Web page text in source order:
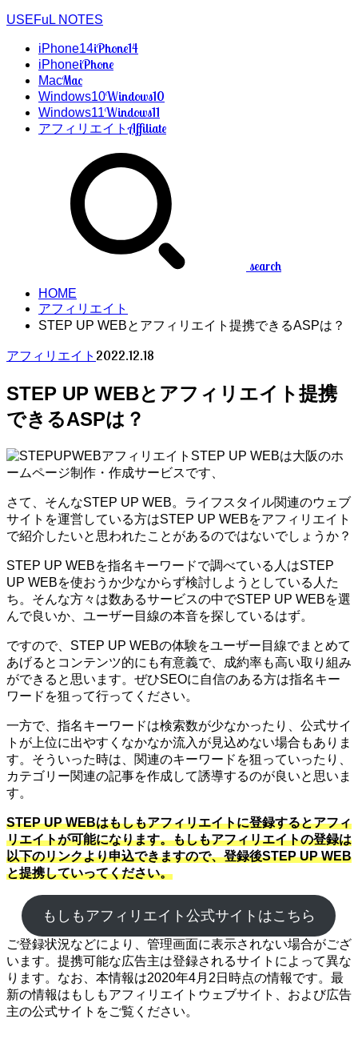
USEFuL NOTES
iPhone14iPhone14
iPhoneiPhone
MacMac
Windows10Windows10
Windows11Windows11
アフィリエイトAffiliate
search
HOME
アフィリエイト
STEP UP WEBとアフィリエイト提携できるASPは？
アフィリエイト 2022.12.18
STEP UP WEBとアフィリエイト提携
できるASPは？
STEP UP WEBは大阪のホ
ームページ制作・作成サービスです、
さて、そんなSTEP UP WEB。ライフスタイル関連のウェブ
サイトを運営している方はSTEP UP WEBをアフィリエイト
で紹介したいと思われたことがあるのではないでしょうか？
STEP UP WEBを指名キーワードで調べている人はSTEP
UP WEBを使おうか少なからず検討しようとしている人た
ち。そんな方々は数あるサービスの中でSTEP UP WEBを選
んで良いか、ユーザー目線の本音を探しているはず。
ですので、STEP UP WEBの体験をユーザー目線でまとめて
あげるとコンテンツ的にも有意義で、成約率も高い取り組み
ができると思います。ぜひSEOに自信のある方は指名キー
ワードを狙って行ってください。
一方で、指名キーワードは検索数が少なかったり、公式サイ
トが上位に出やすくなかなか流入が見込めない場合もありま
す。そういった時は、関連のキーワードを狙っていったり、
カテゴリー関連の記事を作成して誘導するのが良いと思いま
す。
STEP UP WEBはもしもアフィリエイトに登録するとアフィ
リエイトが可能になります。もしもアフィリエイトの登録は
以下のリンクより申込できますので、登録後STEP UP WEB
と提携していってください。
もしもアフィリエイト公式サイトはこちら
ご登録状況などにより、管理画面に表示されない場合がござ
います。提携可能な広告主は登録されるサイトによって異な
ります。なお、本情報は2020年4月2日時点の情報です。最
新の情報はもしもアフィリエイトウェブサイト、および広告
主の公式サイトをご覧ください。